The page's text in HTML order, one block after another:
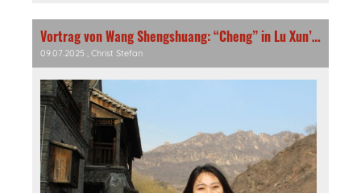
Vortrag von Wang Shengshuang: “Cheng” in Lu Xun’s Discourse of Anti-Scientism
09.07.2025 , Christ Stefan